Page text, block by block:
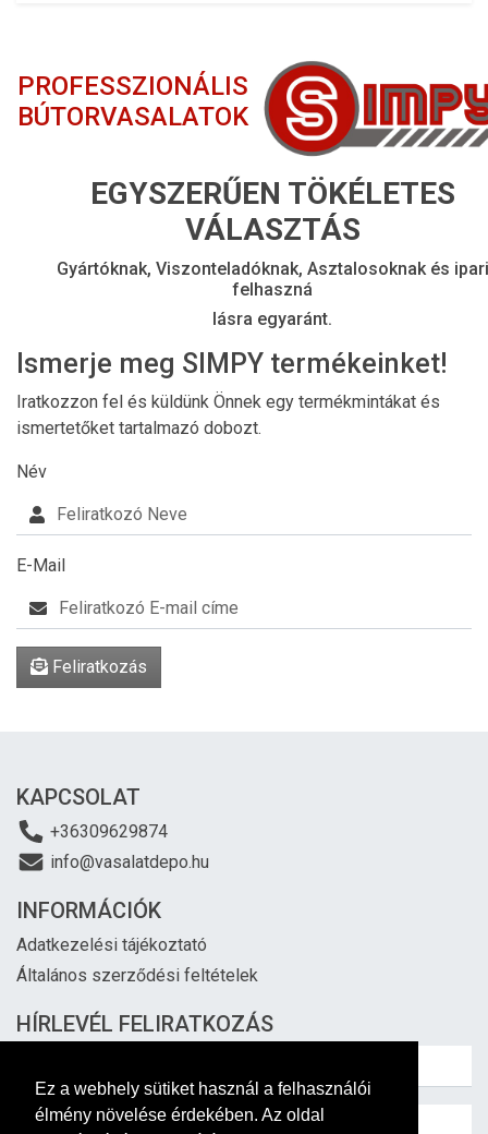
Ez a webhely sütiket használ a felhasználói
élmény növelése érdekében. Az oldal
PROFESSZIONÁLIS
BÚTORVASALATOK
EGYSZERŰEN TÖKÉLETES
VÁLASZTÁS
Gyártóknak, Viszonteladóknak, Asztalosoknak és ipari
felhaszná
lásra egyaránt.
Ismerje meg SIMPY termékeinket!
Iratkozzon fel és küldünk Önnek egy termékmintákat és
ismertetőket tartalmazó dobozt.
Név
E-Mail
Feliratkozás
KAPCSOLAT
+36309629874
info@vasalatdepo.hu
INFORMÁCIÓK
Adatkezelési tájékoztató
Általános szerződési feltételek
HÍRLEVÉL FELIRATKOZÁS